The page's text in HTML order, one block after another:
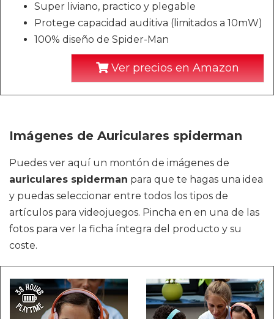
Super liviano, practico y plegable
Protege capacidad auditiva (limitados a 10mW)
100% diseño de Spider-Man
Ver precios en Amazon
Imágenes de Auriculares spiderman
Puedes ver aquí un montón de imágenes de
auriculares spiderman para que te hagas una idea
y puedas seleccionar entre todos los tipos de
artículos para videojuegos. Pincha en en una de las
fotos para ver la ficha íntegra del producto y su
coste.